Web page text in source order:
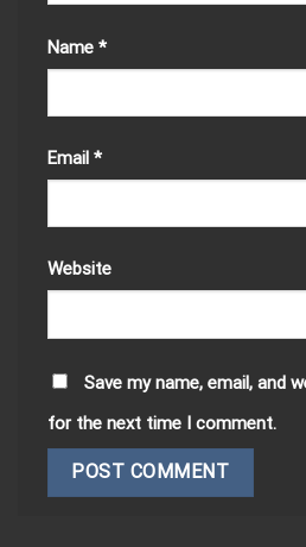
Name *
Email *
Website
Save my name, email, and
for the next time I comment.